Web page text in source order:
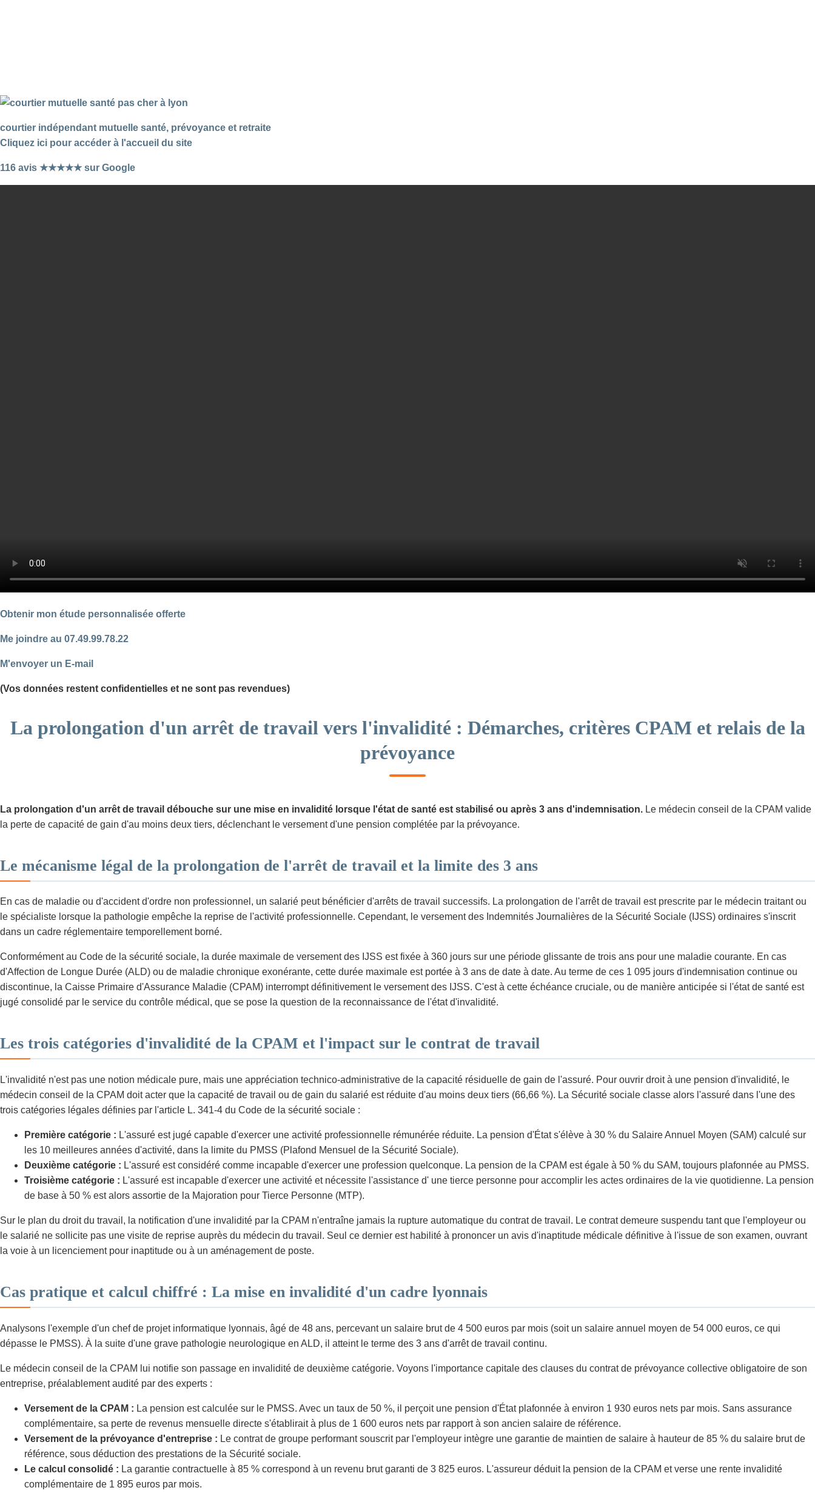
courtier indépendant mutuelle santé, prévoyance et retraite
Cliquez ici pour accéder à l'accueil du site
116 avis ★★★★★ sur Google
Obtenir mon étude personnalisée offerte
Me joindre au 07.49.99.78.22
M'envoyer un E-mail
(Vos données restent confidentielles et ne sont pas revendues)
La prolongation d'un arrêt de travail vers l'invalidité : Démarches, critères CPAM et relais de la
prévoyance
La prolongation d'un arrêt de travail débouche sur une mise en invalidité lorsque l'état de santé est stabilisé ou après 3 ans d'indemnisation. Le médecin conseil de la CPAM valide
la perte de capacité de gain d'au moins deux tiers, déclenchant le versement d'une pension complétée par la prévoyance.
Le mécanisme légal de la prolongation de l'arrêt de travail et la limite des 3 ans
En cas de maladie ou d'accident d'ordre non professionnel, un salarié peut bénéficier d'arrêts de travail successifs. La prolongation de l'arrêt de travail est prescrite par le médecin traitant ou
le spécialiste lorsque la pathologie empêche la reprise de l'activité professionnelle. Cependant, le versement des Indemnités Journalières de la Sécurité Sociale (IJSS) ordinaires s'inscrit
dans un cadre réglementaire temporellement borné.
Conformément au Code de la sécurité sociale, la durée maximale de versement des IJSS est fixée à 360 jours sur une période glissante de trois ans pour une maladie courante. En cas
d'Affection de Longue Durée (ALD) ou de maladie chronique exonérante, cette durée maximale est portée à 3 ans de date à date. Au terme de ces 1 095 jours d'indemnisation continue ou
discontinue, la Caisse Primaire d'Assurance Maladie (CPAM) interrompt définitivement le versement des IJSS. C'est à cette échéance cruciale, ou de manière anticipée si l'état de santé est
jugé consolidé par le service du contrôle médical, que se pose la question de la reconnaissance de l'état d'invalidité.
Les trois catégories d'invalidité de la CPAM et l'impact sur le contrat de travail
L'invalidité n'est pas une notion médicale pure, mais une appréciation technico-administrative de la capacité résiduelle de gain de l'assuré. Pour ouvrir droit à une pension d'invalidité, le
médecin conseil de la CPAM doit acter que la capacité de travail ou de gain du salarié est réduite d'au moins deux tiers (66,66 %). La Sécurité sociale classe alors l'assuré dans l'une des
trois catégories légales définies par l'article L. 341-4 du Code de la sécurité sociale :
Première catégorie : L'assuré est jugé capable d'exercer une activité professionnelle rémunérée réduite. La pension d'État s'élève à 30 % du Salaire Annuel Moyen (SAM) calculé sur
les 10 meilleures années d'activité, dans la limite du PMSS (Plafond Mensuel de la Sécurité Sociale).
Deuxième catégorie : L'assuré est considéré comme incapable d'exercer une profession quelconque. La pension de la CPAM est égale à 50 % du SAM, toujours plafonnée au PMSS.
Troisième catégorie : L'assuré est incapable d'exercer une activité et nécessite l'assistance d' une tierce personne pour accomplir les actes ordinaires de la vie quotidienne. La pension
de base à 50 % est alors assortie de la Majoration pour Tierce Personne (MTP).
Sur le plan du droit du travail, la notification d'une invalidité par la CPAM n'entraîne jamais la rupture automatique du contrat de travail. Le contrat demeure suspendu tant que l'employeur ou
le salarié ne sollicite pas une visite de reprise auprès du médecin du travail. Seul ce dernier est habilité à prononcer un avis d'inaptitude médicale définitive à l'issue de son examen, ouvrant
la voie à un licenciement pour inaptitude ou à un aménagement de poste.
Cas pratique et calcul chiffré : La mise en invalidité d'un cadre lyonnais
Analysons l'exemple d'un chef de projet informatique lyonnais, âgé de 48 ans, percevant un salaire brut de 4 500 euros par mois (soit un salaire annuel moyen de 54 000 euros, ce qui
dépasse le PMSS). À la suite d'une grave pathologie neurologique en ALD, il atteint le terme des 3 ans d'arrêt de travail continu.
Le médecin conseil de la CPAM lui notifie son passage en invalidité de deuxième catégorie. Voyons l'importance capitale des clauses du contrat de prévoyance collective obligatoire de son
entreprise, préalablement audité par des experts :
Versement de la CPAM : La pension est calculée sur le PMSS. Avec un taux de 50 %, il perçoit une pension d'État plafonnée à environ 1 930 euros nets par mois. Sans assurance
complémentaire, sa perte de revenus mensuelle directe s'établirait à plus de 1 600 euros nets par rapport à son ancien salaire de référence.
Versement de la prévoyance d'entreprise : Le contrat de groupe performant souscrit par l'employeur intègre une garantie de maintien de salaire à hauteur de 85 % du salaire brut de
référence, sous déduction des prestations de la Sécurité sociale.
Le calcul consolidé : La garantie contractuelle à 85 % correspond à un revenu brut garanti de 3 825 euros. L'assureur déduit la pension de la CPAM et verse une rente invalidité
complémentaire de 1 895 euros par mois.